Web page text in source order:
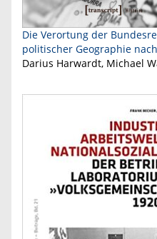
Die Verortung der
politischer Geographie
Darius Harwardt, Michael